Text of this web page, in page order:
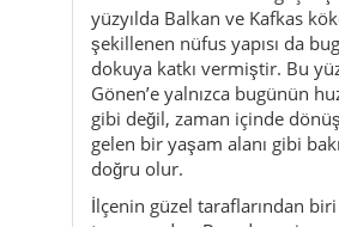
yüzyılda Balkan ve Kafkas
şekillenen nüfus yapısı da
dokuya katkı vermiştir. Bu
Gönen’e yalnızca bugünün
gibi değil, zaman içinde
gelen bir yaşam alanı gibi
doğru olur.
İlçenin güzel taraflarından